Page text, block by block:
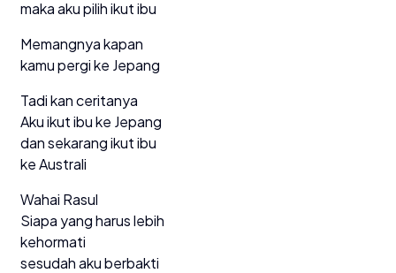
maka aku pilih ikut ibu
Memangnya kapan
kamu pergi ke Jepang
Tadi kan ceritanya
Aku ikut ibu ke Jepang
dan sekarang ikut ibu
ke Australi
Wahai Rasul
Siapa yang harus lebih
kehormati
sesudah aku berbakti